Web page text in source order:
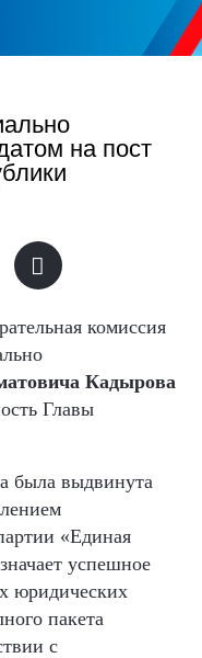
на пост
комиссия
Кадырова
Главы
была выдвинута
«Единая
успешное
юридических
пакета
с